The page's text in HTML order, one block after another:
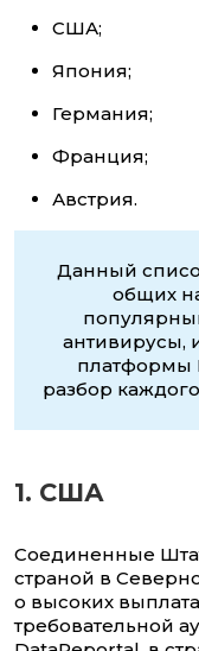
США;
Япония;
Германия;
Франция;
Австрия.
Данный
общих
антивирусы,
платформы
разбор
1. США
Соединенные
страной в
о высоких
требовательной